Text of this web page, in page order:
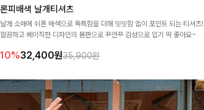
론피배색 날개티셔츠
날개 소매에 쉬폰 배색으로 독특함을 더해 밋밋함 없이 포인트 되는 티셔츠!
깔끔하고 베이직한 디자인의 몸판으로 꾸안꾸 감성으로 입기 딱 좋아요~
10%32,400원35,900원